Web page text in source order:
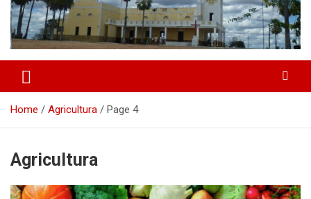
Home Agricultura Page 4
Agricultura